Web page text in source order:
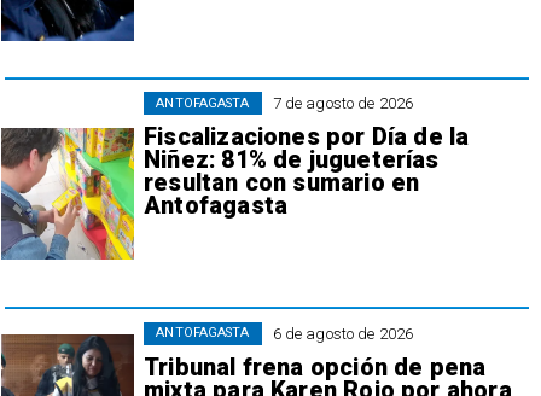
7 de agosto de 2026
Fiscalizaciones por Día de la
Niñez: 81% de jugueterías
resultan con sumario en
Antofagasta
ANTOFAGASTA
6 de agosto de 2026
Tribunal frena opción de pena
mixta para Karen Rojo por ahora
ANTOFAGASTA